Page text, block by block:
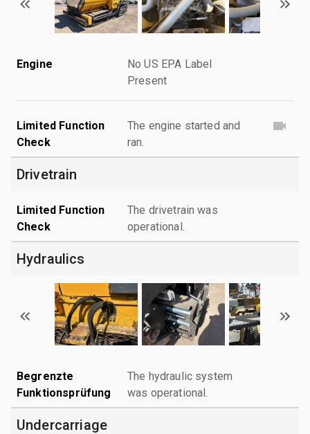
Engine
No US EPA Label
Present
Limited Function
Check
The engine started and
ran.
Drivetrain
Limited Function
Check
The drivetrain was
operational.
Hydraulics
Begrenzte
Funktionsprüfung
The hydraulic system
was operational.
Undercarriage